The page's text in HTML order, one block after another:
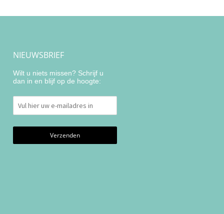
NIEUWSBRIEF
Wilt u niets missen? Schrijf u
dan in en blijf op de hoogte: